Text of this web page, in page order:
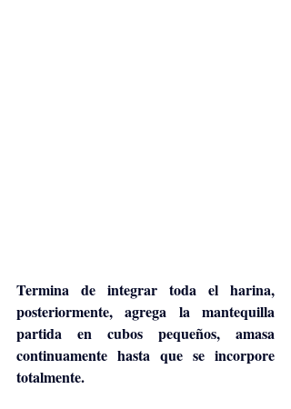
Termina de integrar toda el harina,
posteriormente, agrega la mantequilla
partida en cubos pequeños, amasa
continuamente hasta que se incorpore
totalmente.